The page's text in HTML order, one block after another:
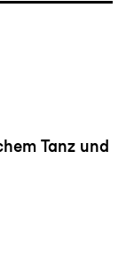
Tanz und